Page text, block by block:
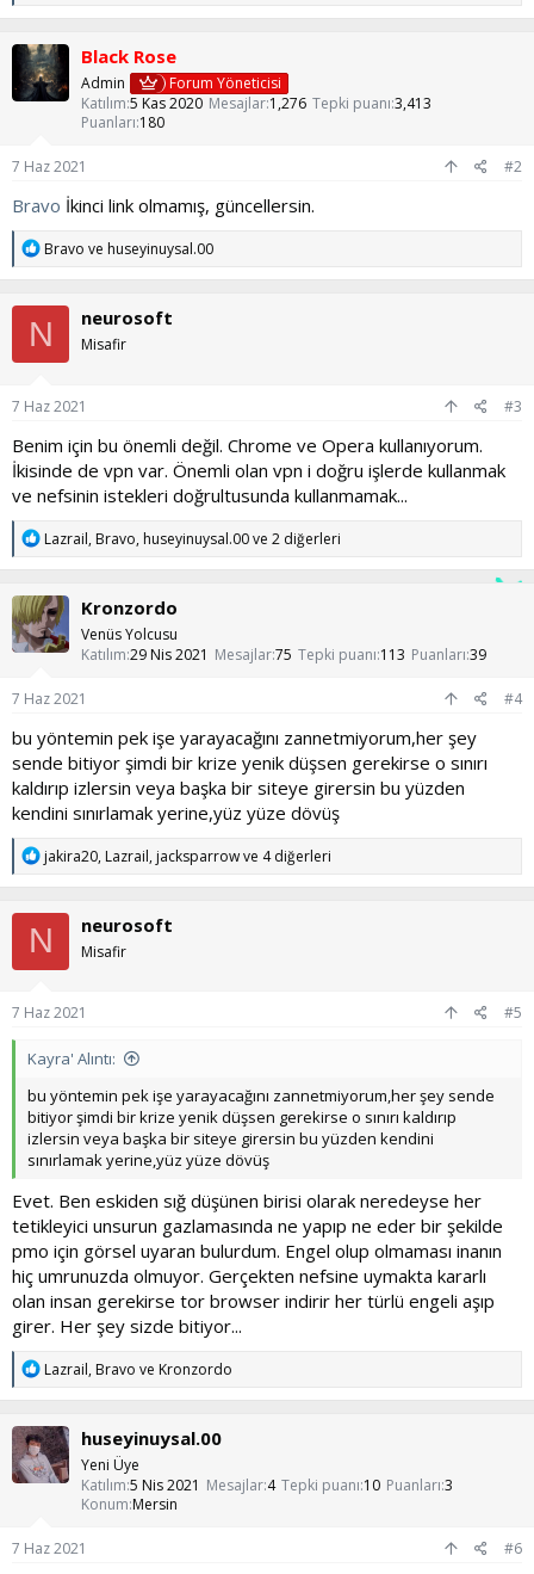
p
k
l
e
Black Rose
Admin
Forum Yöneticisi
Katılım 5 Kas 2020 Mesajlar 1,276 Tepki puanı 3,413
Puanları 180
7 Haz 2021 #2
Bravo İkinci link olmamış, güncellersin.
T
p
k
l
e
:
Bravo ve huseyinuysal.00
N neurosoft
Misafir
7 Haz 2021 #3
Benim için bu önemli değil. Chrome ve Opera kullanıyorum.
İkisinde de vpn var. Önemli olan vpn i doğru işlerde kullanmak
ve nefsinin istekleri doğrultusunda kullanmamak...
T
p
k
i
l
e
Lazrail,Bravo,huseyinuysal.00ve 2 diğerleri
Kronzordo
Venüs Yolcusu
Katılım 29 Nis 2021 Mesajlar75 Tepki puanı 113 Puanları 39
7 Haz 2021 #4
bu yöntemin pek işe yarayacağını zannetmiyorum,her şey
sende bitiyor şimdi bir krize yenik düşsen gerekirse o sınırı
kaldırıp izlersin veya başka bir siteye girersin bu yüzden
kendini sınırlamak yerine,yüz yüze dövüş
T
p
k
l
e
:
jakira20,Lazrail,jacksparrowve 4 diğerleri
N neurosoft
Misafir
7 Haz 2021 #5
Kayra' Alıntı:
bu yöntemin pek işe yarayacağını zannetmiyorum,her şey sende
bitiyor şimdi bir krize yenik düşsen gerekirse o sınırı kaldırıp
izlersin veya başka bir siteye girersin bu yüzden kendini
sınırlamak yerine,yüz yüze dövüş
Evet. Ben eskiden sığ düşünen birisi olarak neredeyse her
tetikleyici unsurun gazlamasında ne yapıp ne eder bir şekilde
pmo için görsel uyaran bulurdum. Engel olup olmaması inanın
hiç umrunuzda olmuyor. Gerçekten nefsine uymakta kararlı
olan insan gerekirse tor browser indirir her türlü engeli aşıp
girer. Her şey sizde bitiyor...
T
p
k
i
l
e
Lazrail,Bravo ve Kronzordo
huseyinuysal.00
Yeni Üye
Katılım 5 Nis 2021 Mesajlar 4 Tepki puanı 10 Puanları 3
Konum Mersin
7 Haz 2021 #6